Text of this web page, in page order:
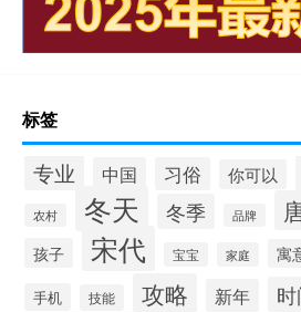
标签
专业 中国 习俗 你可以
农村 冬天 冬季 品牌
孩子 宋代 宝宝 家庭 寓
手机 技能 攻略 新年